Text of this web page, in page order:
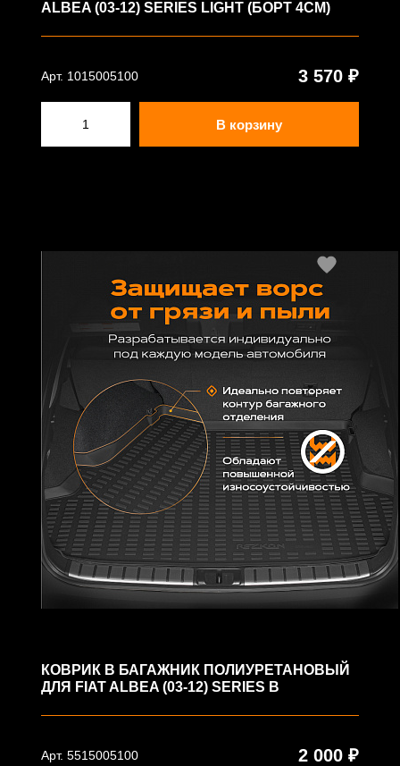
ALBEA (03-12) SERIES LIGHT (БОРТ 4СМ)
Арт. 1015005100 3 570 ₽
В корзину
КОВРИК В БАГАЖНИК ПОЛИУРЕТАНОВЫЙ
ДЛЯ FIAT ALBEA (03-12) SERIES B
Арт. 5515005100 2 000 ₽